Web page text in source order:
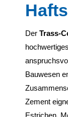
Der Trass-
Bauwesen
Zement
Estrichen,